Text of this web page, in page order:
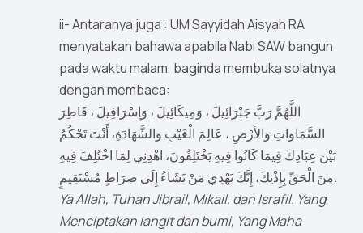
ii- Antaranya juga : UM Sayyidah Aisyah RA
menyatakan bahawa apabila Nabi SAW bangun
pada waktu malam, baginda membuka solatnya
dengan membaca:
اللَّهُمَّ رَبَّ جَبْرَائِيلَ ، وَمِيكَائِيلَ ، وَإِسْرَافِيلَ ، فَاطِرَ
السَّمَاوَاتِ وَالأَرْضِ ، عَالِمَ الْغَيْبِ وَالشَّهَادَةِ، أَنْتَ تَحْكُمُ
بَيْنَ عِبَادِكَ فِيمَا كَانُوا فِيهِ يَخْتَلِفُونَ، اهْدِنِي لِمَا اخْتُلِفَ فِيهِ
مِنَ الْحَقِّ بِإِذْنِكَ، إِنَّكَ تَهْدِي مَنْ تَشَاءُ إِلَى صِرَاطٍ مُسْتَقِيمٍ.
Ya Allah, Tuhan Jibrail, Mikail, dan Israfil. Yang
Menciptakan langit dan bumi, Yang Maha